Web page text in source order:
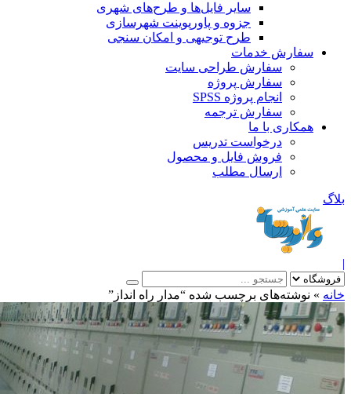
سایر فایل‌ها و طرح‌های شهری
جزوه و پاورپوینت شهرسازی
طرح توجیهی و امکان سنجی
سفارش خدمات
سفارش طراحی سایت
سفارش پروژه
انجام پروژه SPSS
سفارش ترجمه
همکاری با ما
درخواست تدریس
فروش فایل و محصول
ارسال مطلب
»نوشته‌های برچسب شده “مدار راه انداز”